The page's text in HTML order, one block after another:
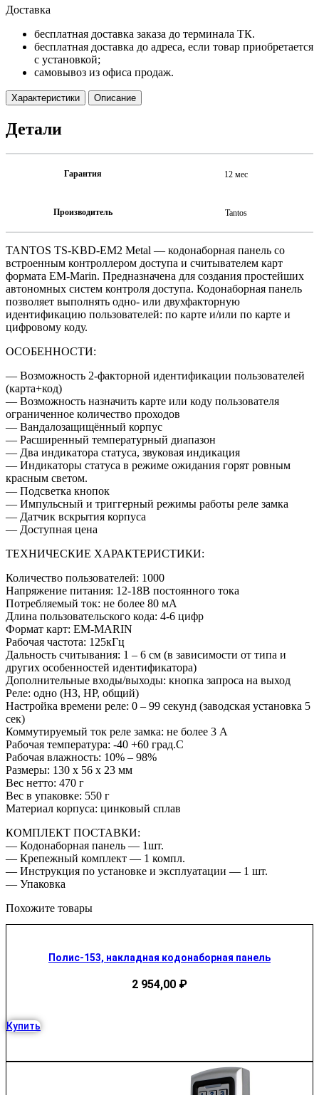
Доставка
бесплатная доставка заказа до терминала ТК.
бесплатная доставка до адреса, если товар приобретается
с установкой;
самовывоз из офиса продаж.
Характеристики Описание
Детали
Гарантия 12 мес
Производитель Tantos
TANTOS TS-KBD-EM2 Metal — кодонаборная панель со
встроенным контроллером доступа и считывателем карт
формата EM-Marin. Предназначена для создания простейших
автономных систем контроля доступа. Кодонаборная панель
позволяет выполнять одно- или двухфакторную
идентификацию пользователей: по карте и/или по карте и
цифровому коду.
ОСОБЕННОСТИ:
— Возможность 2-факторной идентификации пользователей
(карта+код)
— Возможность назначить карте или коду пользователя
ограниченное количество проходов
— Вандалозащищённый корпус
— Расширенный температурный диапазон
— Два индикатора статуса, звуковая индикация
— Индикаторы статуса в режиме ожидания горят ровным
красным светом.
— Подсветка кнопок
— Импульсный и триггерный режимы работы реле замка
— Датчик вскрытия корпуса
— Доступная цена
ТЕХНИЧЕСКИЕ ХАРАКТЕРИСТИКИ:
Количество пользователей: 1000
Напряжение питания: 12-18В постоянного тока
Потребляемый ток: не более 80 мА
Длина пользовательского кода: 4-6 цифр
Формат карт: EM-MARIN
Рабочая частота: 125кГц
Дальность считывания: 1 – 6 см (в зависимости от типа и
других особенностей идентификатора)
Дополнительные входы/выходы: кнопка запроса на выход
Реле: одно (НЗ, НР, общий)
Настройка времени реле: 0 – 99 секунд (заводская установка 5
сек)
Коммутируемый ток реле замка: не более 3 А
Рабочая температура: -40 +60 град.С
Рабочая влажность: 10% – 98%
Размеры: 130 х 56 х 23 мм
Вес нетто: 470 г
Вес в упаковке: 550 г
Материал корпуса: цинковый сплав
КОМПЛЕКТ ПОСТАВКИ:
— Кодонаборная панель — 1шт.
— Крепежный комплект — 1 компл.
— Инструкция по установке и эксплуатации — 1 шт.
— Упаковка
Похожите товары
Полис-153, накладная кодонаборная панель
2 954,00 ₽
Купить